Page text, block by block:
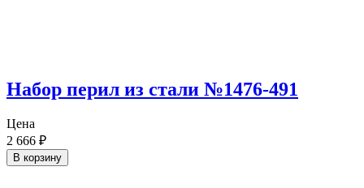
Набор перил из стали №1476-491
Цена
2 666 ₽
В корзину